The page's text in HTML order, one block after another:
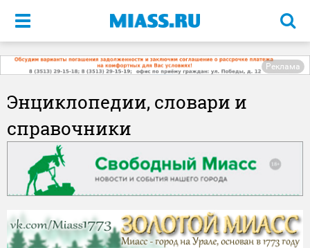
Меню
Реклама
Энциклопедии, словари и
справочники